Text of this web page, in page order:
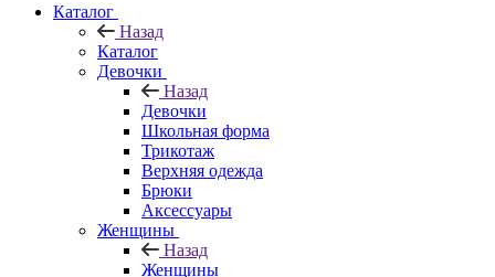
Каталог
Назад
Каталог
Девочки
Назад
Девочки
Школьная форма
Трикотаж
Верхняя одежда
Брюки
Аксессуары
Женщины
Назад
Женщины